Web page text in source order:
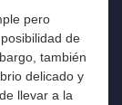
pero
de
también
delicado y
llevar a la